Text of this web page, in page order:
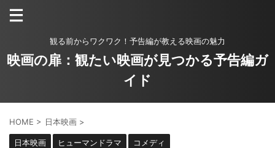
観る前からワクワク！予告編が教える映画の魅力
映画の扉：観たい映画が見つかる予告編ガ
イド
HOME > 日本映画 >
日本映画 ヒューマンドラマ コメディ